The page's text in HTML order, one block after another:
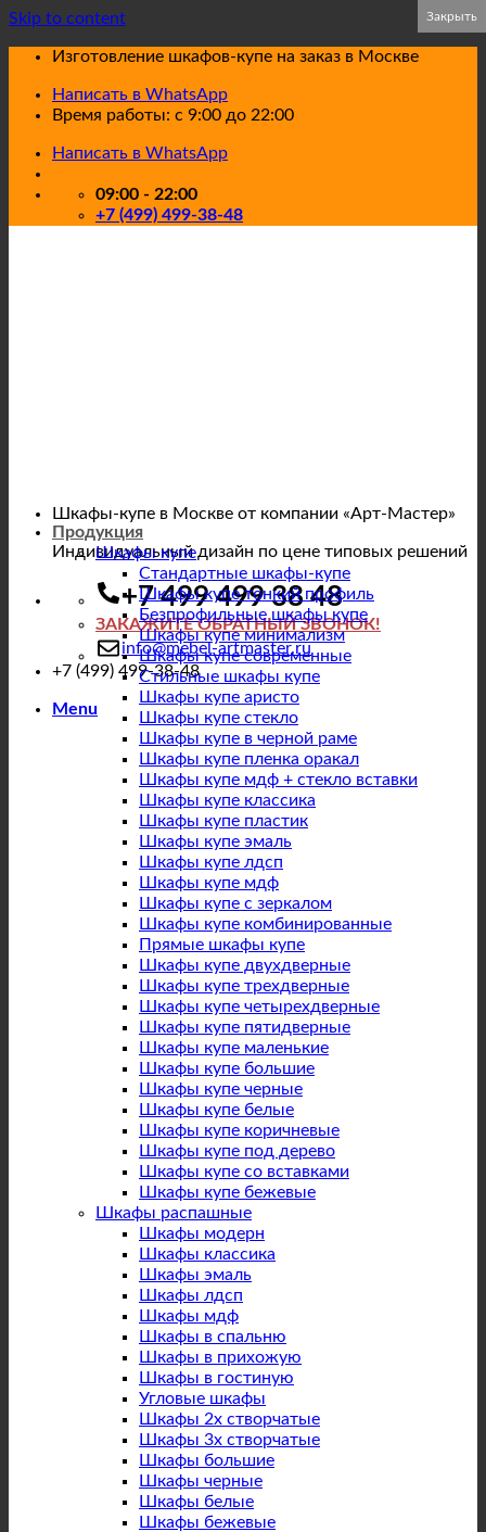
Skip to content
Изготовление шкафов-купе на заказ в Москве
Написать в WhatsApp
Время работы: с 9:00 до 22:00
Написать в WhatsApp
09:00 - 22:00
+7 (499) 499-38-48
Шкафы-купе в Москве от компании «Арт-Мастер»
Индивидуальный дизайн по цене типовых решений
+7 499 499 38 48
ЗАКАЖИТЕ ОБРАТНЫЙ ЗВОНОК!
info@mebel-artmaster.ru
+7 (499) 499-38-48
Menu
Продукция
Шкафы купе
Стандартные шкафы-купе
Шкафы купе тонкий профиль
Безпрофильные шкафы купе
Шкафы купе минимализм
Шкафы купе современные
Стильные шкафы купе
Шкафы купе аристо
Шкафы купе стекло
Шкафы купе в черной раме
Шкафы купе пленка оракал
Шкафы купе мдф + стекло вставки
Шкафы купе классика
Шкафы купе пластик
Шкафы купе эмаль
Шкафы купе лдсп
Шкафы купе мдф
Шкафы купе с зеркалом
Шкафы купе комбинированные
Прямые шкафы купе
Шкафы купе двухдверные
Шкафы купе трехдверные
Шкафы купе четырехдверные
Шкафы купе пятидверные
Шкафы купе маленькие
Шкафы купе большие
Шкафы купе черные
Шкафы купе белые
Шкафы купе коричневые
Шкафы купе под дерево
Шкафы купе со вставками
Шкафы купе бежевые
Шкафы распашные
Шкафы модерн
Шкафы классика
Шкафы эмаль
Шкафы лдсп
Шкафы мдф
Шкафы в спальню
Шкафы в прихожую
Шкафы в гостиную
Угловые шкафы
Шкафы 2х створчатые
Шкафы 3х створчатые
Шкафы большие
Шкафы черные
Шкафы белые
Шкафы бежевые
Закрыть
Закрыть